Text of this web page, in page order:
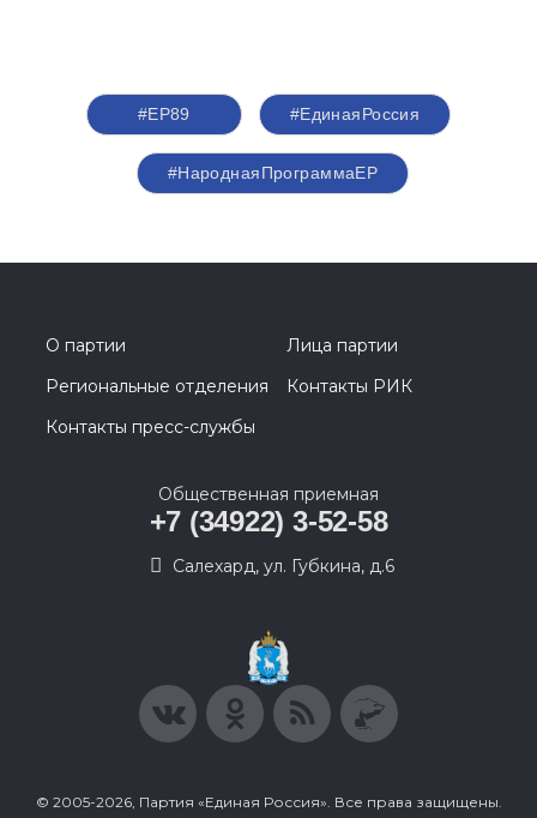
#ЕР89 #‎ЕдинаяРоссия
#НароднаяПрограммаЕР
О партии
Лица партии
Региональные отделения
Контакты РИК
Контакты пресс-службы
Общественная приемная
+7 (34922) 3-52-58
Салехард, ул. Губкина, д.6
© 2005-2026, Партия «Единая Россия». Все права защищены.